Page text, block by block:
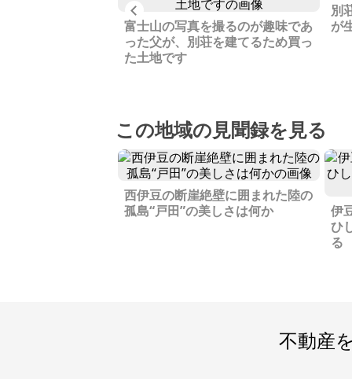
Previous
富士山の写真を撮るのが趣味であ
った父が、別荘を建てるため買っ
た土地です
別
が
この地域の見聞録を見る
西伊豆の断崖絶壁に囲まれた陸の
孤島“戸田”の美しさは何か
伊
ひ
る
不動産